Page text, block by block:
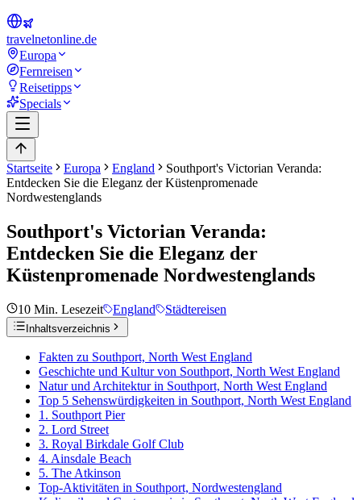
travelnetonline.de
Europa
Fernreisen
Reisetipps
Specials
Startseite Europa England
Southport's Victorian Veranda:
Entdecken Sie die Eleganz der Küstenpromenade
Nordwestenglands
Southport's Victorian Veranda:
Entdecken Sie die Eleganz der
Küstenpromenade Nordwestenglands
10 Min. Lesezeit England Städtereisen
Inhaltsverzeichnis
Fakten zu Southport, North West England
Geschichte und Kultur von Southport, North West England
Natur und Architektur in Southport, North West England
Top 5 Sehenswürdigkeiten in Southport, North West England
1. Southport Pier
2. Lord Street
3. Royal Birkdale Golf Club
4. Ainsdale Beach
5. The Atkinson
Top-Aktivitäten in Southport, Nordwestengland